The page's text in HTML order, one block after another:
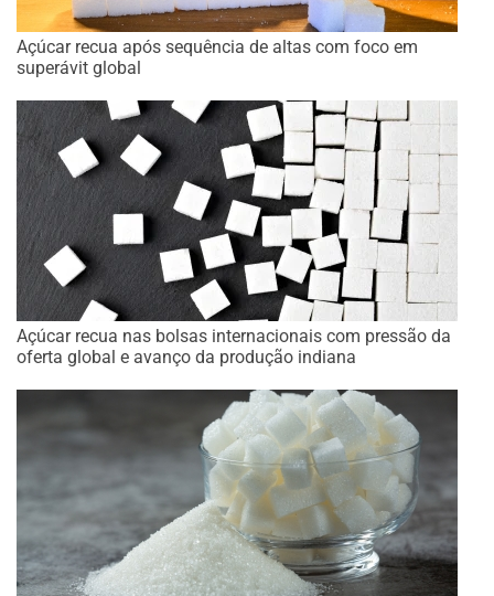
Açúcar recua após sequência de altas com foco em
superávit global
Açúcar recua nas bolsas internacionais com pressão da
oferta global e avanço da produção indiana